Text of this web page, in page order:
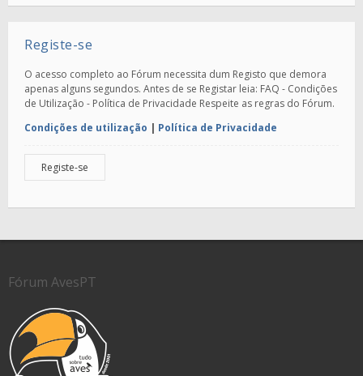
Registe-se
O acesso completo ao Fórum necessita dum Registo que demora
apenas alguns segundos. Antes de se Registar leia: FAQ - Condições
de Utilização - Política de Privacidade Respeite as regras do Fórum.
Condições de utilização | Política de Privacidade
Registe-se
Fórum AvesPT